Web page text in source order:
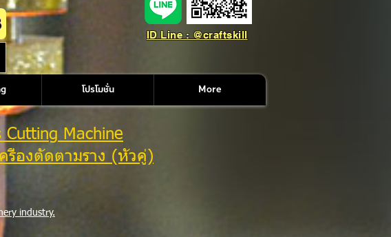
ID Line : @craftskill
โปรโมชั่น More
Cutting Machine
รื่องตัดตามราง (หัวคู่)
industry.